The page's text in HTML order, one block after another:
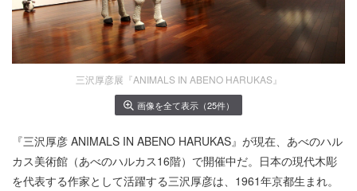
三沢厚彦展『ANIMALS IN ABENO HARUKAS』
画像を全て表示（25件）
『三沢厚彦 ANIMALS IN ABENO HARUKAS』が現在、あべのハル
カス美術館（あべのハルカス16階）で開催中だ。日本の現代木彫
を代表する作家として活躍する三沢厚彦は、1961年京都生まれ。